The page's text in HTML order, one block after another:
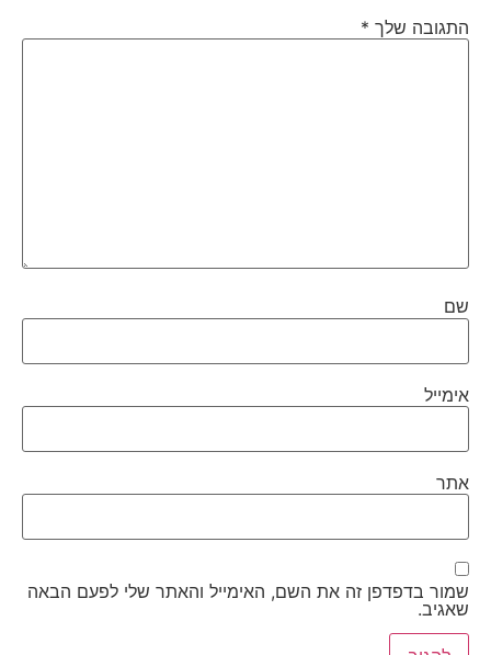
התגובה שלך *
שם
אימייל
אתר
שמור בדפדפן זה את השם, האימייל והאתר שלי לפעם הבאה
שאגיב.